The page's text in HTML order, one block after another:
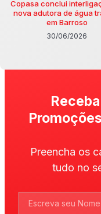
Copasa conclui
nova adutora de água
em Barroso
30/06/2026
Preencha os
tudo no